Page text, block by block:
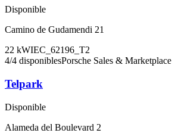
Disponible
Camino de Gudamendi 21
22 kWIEC_62196_T2
4/4 disponiblesPorsche Sales & Marketplace
Telpark
Disponible
Alameda del Boulevard 2